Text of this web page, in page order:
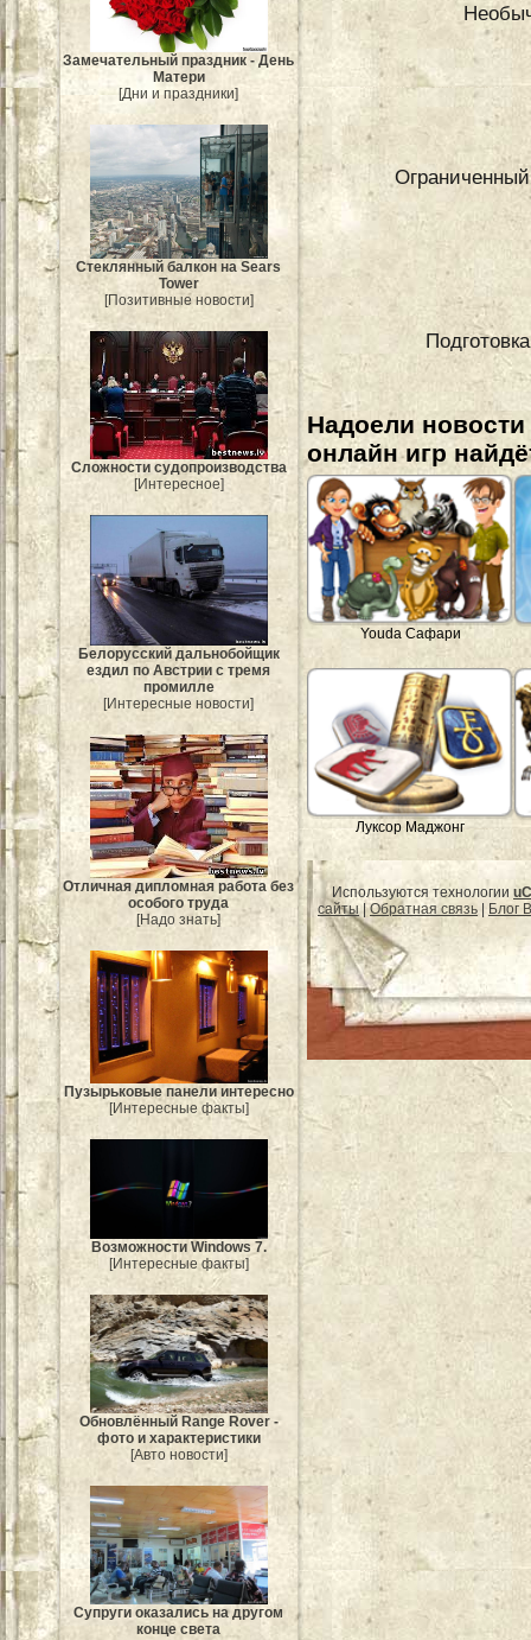
Замечательный праздник - День
Матери
[Дни и праздники]
Стеклянный балкон на Sears
Tower
[Позитивные новости]
Сложности судопроизводства
[Интересное]
Белорусский дальнобойщик
ездил по Австрии с тремя
промилле
[Интересные новости]
Отличная дипломная работа без
особого труда
[Надо знать]
Пузырьковые панели интересно
[Интересные факты]
Возможности Windows 7.
[Интересные факты]
Обновлённый Range Rover -
фото и характеристики
[Авто новости]
Супруги оказались на другом
конце света
Надоели
онлайн игр
Youda Сафари
Луксор Маджонг
Используются технологии
сайты|Обратная связь Блог